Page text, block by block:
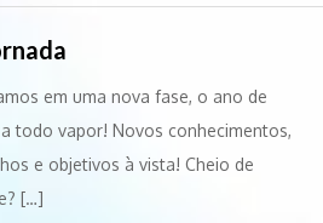
em uma nova fase, o ano de
todo vapor! Novos conhecimentos,
e objetivos à vista! Cheio de
[…]